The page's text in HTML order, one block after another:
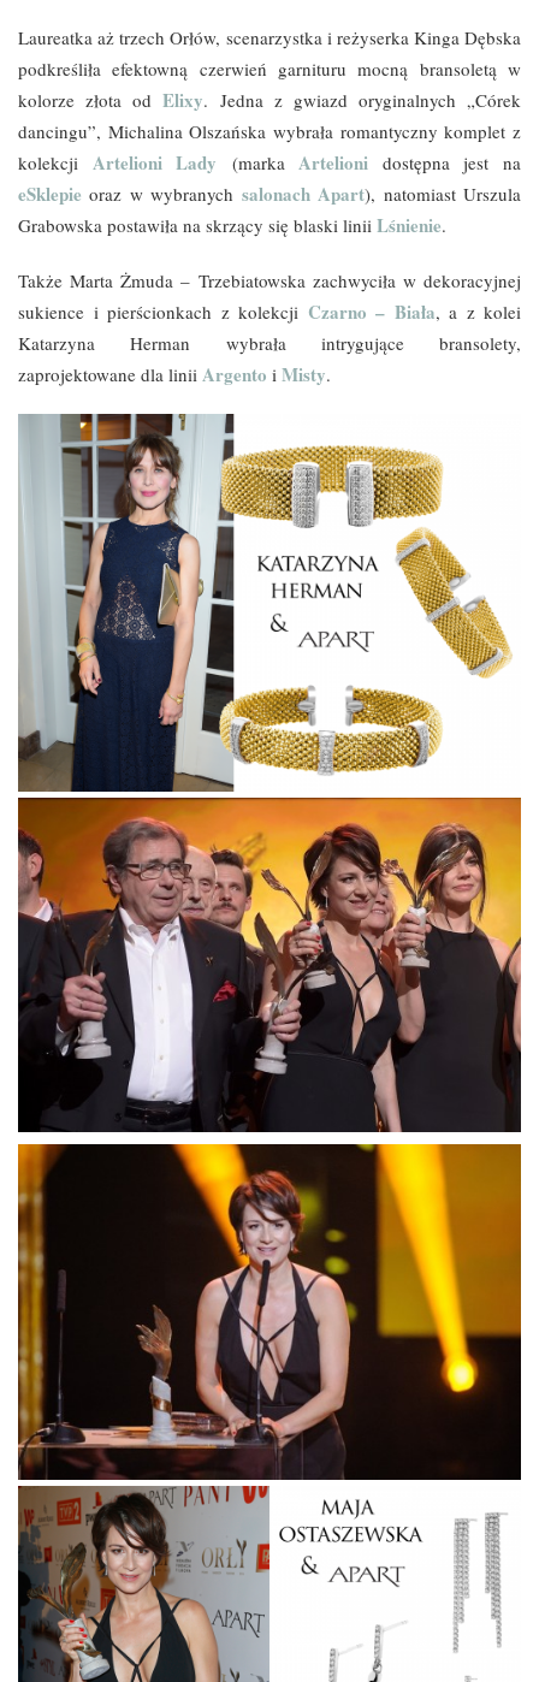
Laureatka aż trzech Orłów, scenarzystka i reżyserka Kinga Dębska
podkreśliła efektowną czerwień garnituru mocną bransoletą w
kolorze złota odElixy. Jedna z gwiazd oryginalnych „Córek
dancingu”, Michalina Olszańska wybrała romantyczny komplet z
kolekcji Artelioni Lady (markaArtelioni dostępna jest na
eSklepie oraz w wybranych salonach Apart), natomiast Urszula
Grabowska postawiła na skrzący się blaski linii Lśnienie.
Także Marta Żmuda – Trzebiatowska zachwyciła w dekoracyjnej
sukience i pierścionkach z kolekcji Czarno – Biała, a z kolei
Katarzyna Herman wybrała intrygujące bransolety,
zaprojektowane dla linii Argento i Misty.